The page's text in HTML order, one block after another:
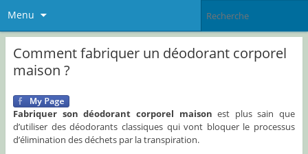
Menu
Comment fabriquer un déodorant corporel
maison ?
Fabriquer son déodorant corporel maison est plus sain que
d’utiliser des déodorants classiques qui vont bloquer le processus
d’élimination des déchets par la transpiration.